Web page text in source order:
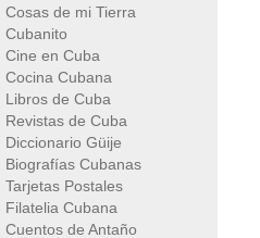
Cosas de mi Tierra
Cubanito
Cine en Cuba
Cocina Cubana
Libros de Cuba
Revistas de Cuba
Diccionario Güije
Biografías Cubanas
Tarjetas Postales
Filatelia Cubana
Cuentos de Antaño